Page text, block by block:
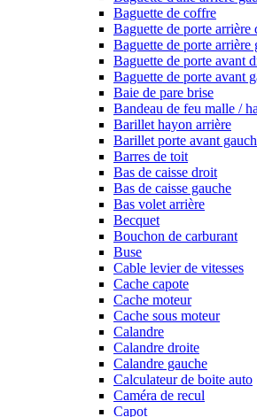
Baguette de coffre
Baguette de porte arrière
Baguette de porte arrière
Baguette de porte avant
Baguette de porte avant
Baie de pare brise
Bandeau de feu malle /
Barillet hayon arrière
Barillet porte avant
Barres de toit
Bas de caisse droit
Bas de caisse gauche
Bas volet arrière
Becquet
Bouchon de carburant
Buse
Cable levier de vitesses
Cache capote
Cache moteur
Cache sous moteur
Calandre
Calandre droite
Calandre gauche
Calculateur de boite auto
Caméra de recul
Capot